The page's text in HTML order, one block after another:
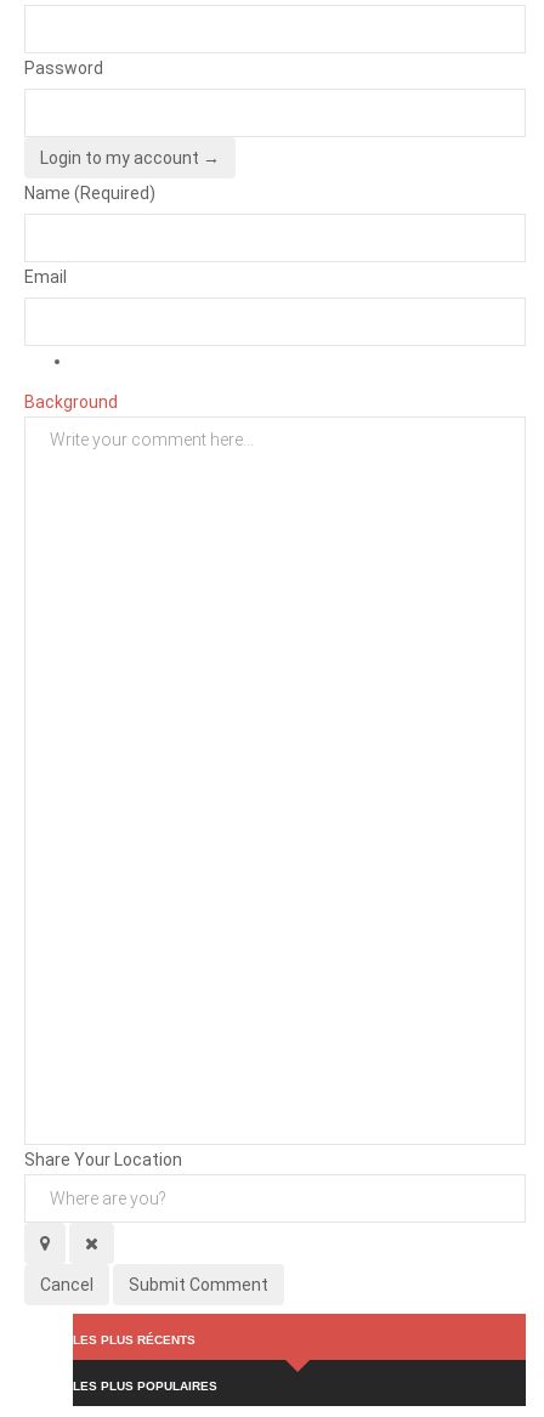
Password
Login to my account →
Name (Required)
Email
Background
Share Your Location
Cancel Submit Comment
LES PLUS RÉCENTS
LES PLUS POPULAIRES